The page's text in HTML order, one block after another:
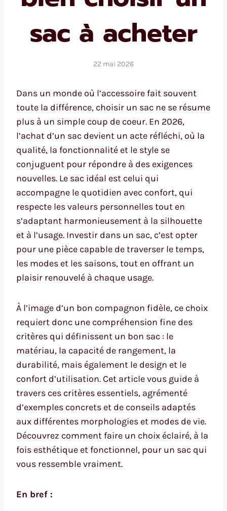
sac à acheter
22 mai 2026
Dans un monde où l’accessoire fait souvent
toute la différence, choisir un sac ne se résume
plus à un simple coup de coeur. En 2026,
l’achat d’un sac devient un acte réfléchi, où la
qualité, la fonctionnalité et le style se
conjuguent pour répondre à des exigences
nouvelles. Le sac idéal est celui qui
accompagne le quotidien avec confort, qui
respecte les valeurs personnelles tout en
s’adaptant harmonieusement à la silhouette
et à l’usage. Investir dans un sac, c’est opter
pour une pièce capable de traverser le temps,
les modes et les saisons, tout en offrant un
plaisir renouvelé à chaque usage.
À l’image d’un bon compagnon fidèle, ce choix
requiert donc une compréhension fine des
critères qui définissent un bon sac : le
matériau, la capacité de rangement, la
durabilité, mais également le design et le
confort d’utilisation. Cet article vous guide à
travers ces critères essentiels, agrémenté
d’exemples concrets et de conseils adaptés
aux différentes morphologies et modes de vie.
Découvrez comment faire un choix éclairé, à la
fois esthétique et fonctionnel, pour un sac qui
vous ressemble vraiment.
En bref :